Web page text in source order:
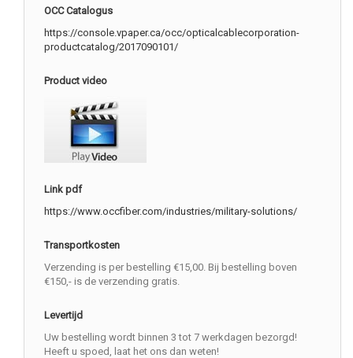
OCC Catalogus
https://console.vpaper.ca/occ/opticalcablecorporation-
productcatalog/2017090101/
Product video
Link pdf
https://www.occfiber.com/industries/military-solutions/
Transportkosten
Verzending is per bestelling €15,00. Bij bestelling boven
€150,- is de verzending gratis.
Levertijd
Uw bestelling wordt binnen 3 tot 7 werkdagen bezorgd!
Heeft u spoed, laat het ons dan weten!